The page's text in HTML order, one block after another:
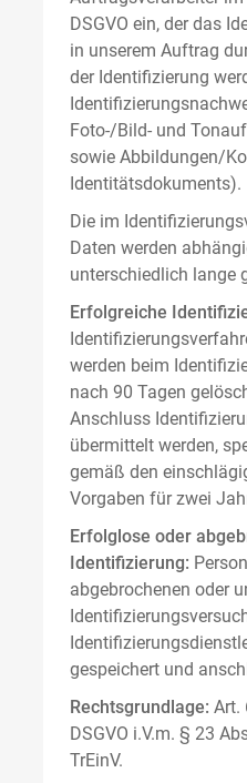
DSGVO ein, der das
in unserem Auftrag
der Identifizierung
Foto-/Bild- und
sowie Abbildungen/
Identitätsdokuments).
Die im
Daten werden
unterschiedlich lange
Erfolgreiche
werden beim
nach 90 Tagen
Anschluss
übermittelt werden,
gemäß den
Vorgaben für zwei
Erfolglose oder
Identifizierung:
abgebrochenen oder
gespeichert und
Rechtsgrundlage: Art.
DSGVO i.V.m. § 23
TrEinV.